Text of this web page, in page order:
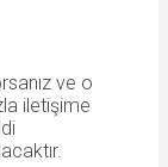
ve o
iletişime